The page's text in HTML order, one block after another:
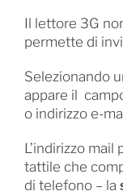
Il lettore 3G
permette di
Selezionando
appare il
o indirizzo e-
L’indirizzo
tattile che
di telefono – la